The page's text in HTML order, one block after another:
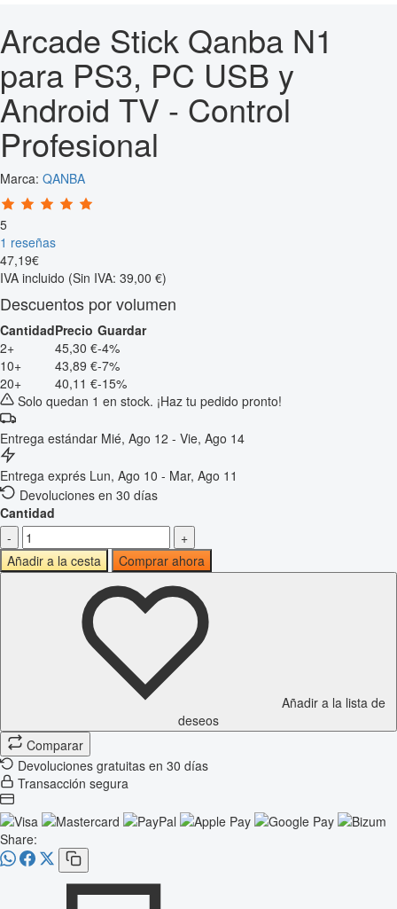
Arcade Stick Qanba N1
para PS3, PC USB y
Android TV - Control
Profesional
Marca: QANBA
5
1 reseñas
47,19€
IVA incluido (Sin IVA: 39,00 €)
Descuentos por volumen
CantidadPrecio Guardar
2+
45,30 €-4%
10+
43,89 €-7%
20+
40,11 €-15%
Solo quedan 1 en stock. ¡Haz tu pedido pronto!
Entrega estándar Mié, Ago 12 - Vie, Ago 14
Entrega exprés Lun, Ago 10 - Mar, Ago 11
Devoluciones en 30 días
Cantidad
-
+
Añadir a la cesta
Comprar ahora
Añadir a la lista de
deseos
Comparar
Devoluciones gratuitas en 30 días
Transacción segura
Share: